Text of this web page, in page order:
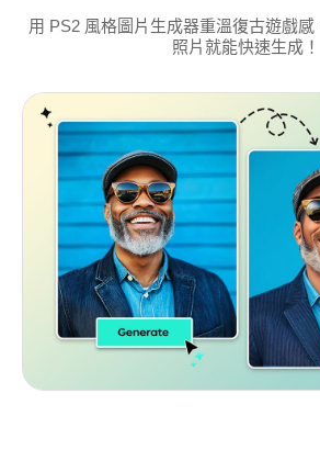
用 PS2 風格圖片生成器重溫復古遊戲
照片就能快速生成！